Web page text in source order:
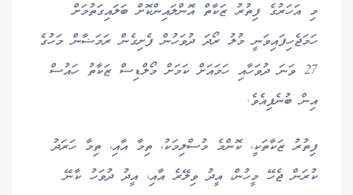
މި އަހަރުގެ ފިތުރު ޒަކާތް އޮންލައިންކޮށް ބަލައިގަތުމަށް
ހަމަޖެހިފައިވަނީ މުލު ރޯދަ ދުވަހުން ފެށިގެން ރަމަޟާން މަހުގެ
27 ވަނަ ދުވަހާއި ހަމައަށް ކަމަށް މޯލްޑިސް ޒަކާތު ހައުސް
އިން ބުނެފިއެވެ.
ފިތުރު ޒަކާތަކީ، ކޮންމެ މުސްލިމަކު، ތިމާ އާއި، ތިމާ ހަރަދު
ކުރަން ޖެހޭ މީހުން، އީދު ވިލޭރެ އާއި، އީދު ދުވަހު ކާނޭ